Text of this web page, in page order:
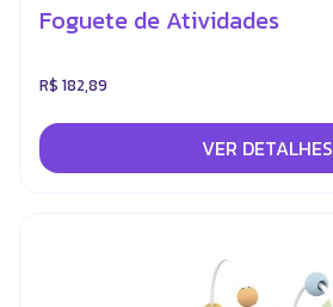
Foguete de Atividades
R$ 182,89
VER DETALHES